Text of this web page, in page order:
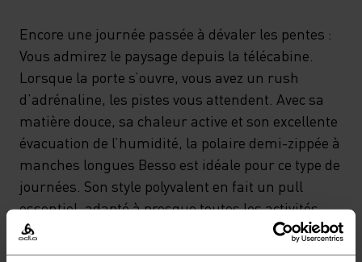
Encore une journée passée à dévaler les pentes :
Vous admirez le paysage depuis la télécabine.
Lorsque la porte s’ouvre, vous avez un rush
d’adrénaline, les pistes vous attendent. Avec sa
matière douce, sa chaleur active et son excellente
évacuation de l’humidité, la polaire demi-zippée à
manches longues Besso est idéale pour ce type de
journées. Son style polyvalent en fait un pull
essentiel, adapté à presque toutes les activités
par temps froid. Pensé pour profiter de la neige.
Conçu pour vous.